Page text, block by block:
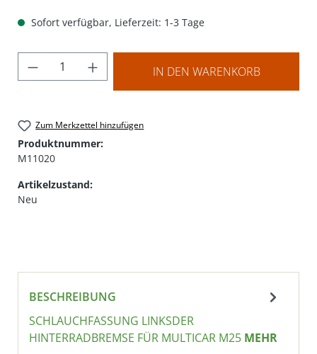
Sofort verfügbar, Lieferzeit: 1-3 Tage
Produkt Anzahl: Gib den gewünschten
IN DEN WARENKORB
Zum Merkzettel hinzufügen
Produktnummer:
M11020
Artikelzustand:
Neu
BESCHREIBUNG
SCHLAUCHFASSUNG LINKSDER
HINTERRADBREMSE FÜR MULTICAR M25 MEHR